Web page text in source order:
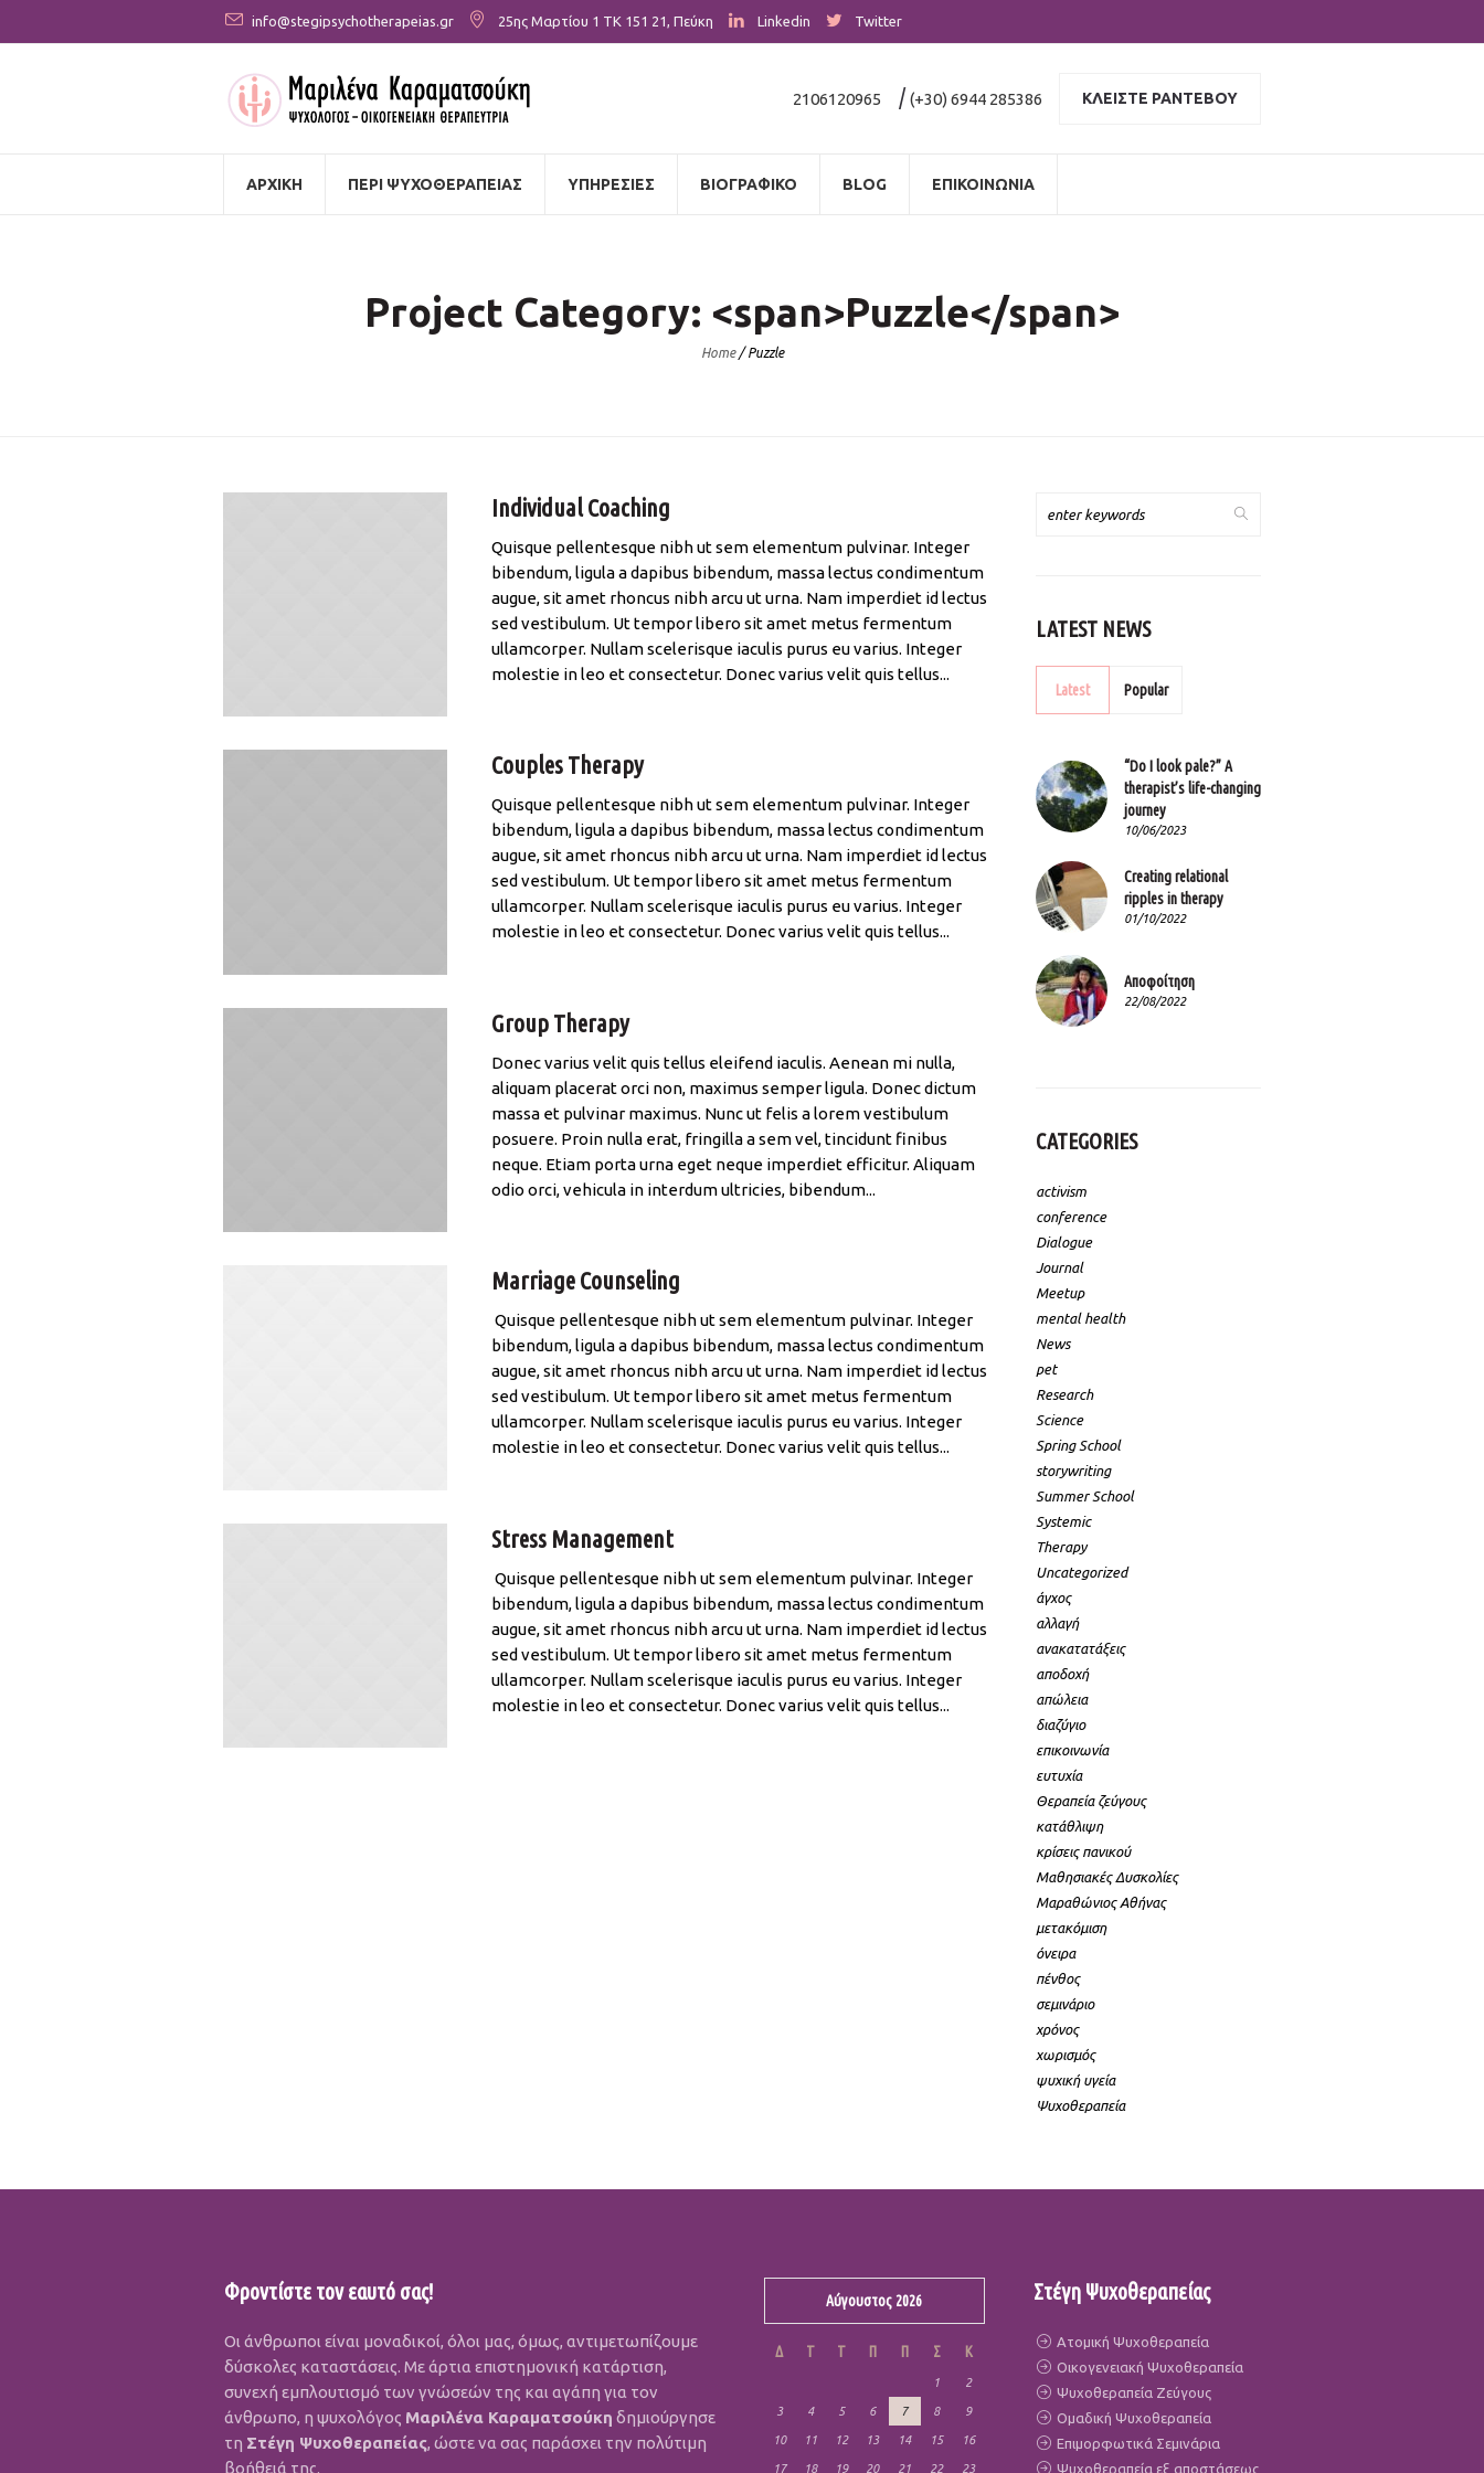
info@stegipsychotherapeias.gr 25ης Μαρτίου 1 ΤΚ 151 21, Πεύκη Linkedin Twitter
2106120965 |(+30) 6944 285386 ΚΛΕΙΣΤΕ ΡΑΝΤΕΒΟΥ
ΑΡΧΙΚΗ ΠΕΡΙ ΨΥΧΟΘΕΡΑΠΕΙΑΣ ΥΠΗΡΕΣΙΕΣ ΒΙΟΓΡΑΦΙΚΟ BLOG ΕΠΙΚΟΙΝΩΝΙΑ
Project Category: <span>Puzzle</span>
Home /Puzzle
Individual Coaching
Quisque pellentesque nibh ut sem elementum pulvinar. Integer
bibendum, ligula a dapibus bibendum, massa lectus condimentum
augue, sit amet rhoncus nibh arcu ut urna. Nam imperdiet id lectus
sed vestibulum. Ut tempor libero sit amet metus fermentum
ullamcorper. Nullam scelerisque iaculis purus eu varius. Integer
molestie in leo et consectetur. Donec varius velit quis tellus...
Couples Therapy
Quisque pellentesque nibh ut sem elementum pulvinar. Integer
bibendum, ligula a dapibus bibendum, massa lectus condimentum
augue, sit amet rhoncus nibh arcu ut urna. Nam imperdiet id lectus
sed vestibulum. Ut tempor libero sit amet metus fermentum
ullamcorper. Nullam scelerisque iaculis purus eu varius. Integer
molestie in leo et consectetur. Donec varius velit quis tellus...
Group Therapy
Donec varius velit quis tellus eleifend iaculis. Aenean mi nulla,
aliquam placerat orci non, maximus semper ligula. Donec dictum
massa et pulvinar maximus. Nunc ut felis a lorem vestibulum
posuere. Proin nulla erat, fringilla a sem vel, tincidunt finibus
neque. Etiam porta urna eget neque imperdiet efficitur. Aliquam
odio orci, vehicula in interdum ultricies, bibendum...
Marriage Counseling
Quisque pellentesque nibh ut sem elementum pulvinar. Integer
bibendum, ligula a dapibus bibendum, massa lectus condimentum
augue, sit amet rhoncus nibh arcu ut urna. Nam imperdiet id lectus
sed vestibulum. Ut tempor libero sit amet metus fermentum
ullamcorper. Nullam scelerisque iaculis purus eu varius. Integer
molestie in leo et consectetur. Donec varius velit quis tellus...
Stress Management
Quisque pellentesque nibh ut sem elementum pulvinar. Integer
bibendum, ligula a dapibus bibendum, massa lectus condimentum
augue, sit amet rhoncus nibh arcu ut urna. Nam imperdiet id lectus
sed vestibulum. Ut tempor libero sit amet metus fermentum
ullamcorper. Nullam scelerisque iaculis purus eu varius. Integer
molestie in leo et consectetur. Donec varius velit quis tellus...
LATEST NEWS
Latest Popular
“Do I look pale?” A
therapist’s life-changing
journey
10/06/2023
Creating relational
ripples in therapy
01/10/2022
Αποφοίτηση
22/08/2022
CATEGORIES
activism
conference
Dialogue
Journal
Meetup
mental health
News
pet
Research
Science
Spring School
storywriting
Summer School
Systemic
Therapy
Uncategorized
άγχος
αλλαγή
ανακατατάξεις
αποδοχή
απώλεια
διαζύγιο
επικοινωνία
ευτυχία
Θεραπεία ζεύγους
κατάθλιψη
κρίσεις πανικού
Μαθησιακές Δυσκολίες
Μαραθώνιος Αθήνας
μετακόμιση
όνειρα
πένθος
σεμινάριο
χρόνος
χωρισμός
ψυχική υγεία
Ψυχοθεραπεία
Φροντίστε τον εαυτό σας!
Οι άνθρωποι είναι μοναδικοί, όλοι μας, όμως, αντιμετωπίζουμε
δύσκολες καταστάσεις. Με άρτια επιστημονική κατάρτιση,
συνεχή εμπλουτισμό των γνώσεών της και αγάπη για τον
άνθρωπο, η ψυχολόγος Μαριλένα Καραματσούκη δημιούργησε
τη Στέγη Ψυχοθεραπείας, ώστε να σας παράσχει την πολύτιμη
βοήθειά της.
Αύγουστος 2026
Δ Τ Τ Π Π Σ Κ
1 2
3 4 5 6 7 8 9
10 11 12 13 14 15 16
17 18 19 20 21 22 23
Στέγη Ψυχοθεραπείας
Ατομική Ψυχοθεραπεία
Οικογενειακή Ψυχοθεραπεία
Ψυχοθεραπεία Ζεύγους
Ομαδική Ψυχοθεραπεία
Επιμορφωτικά Σεμινάρια
Ψυχοθεραπεία εξ αποστάσεως